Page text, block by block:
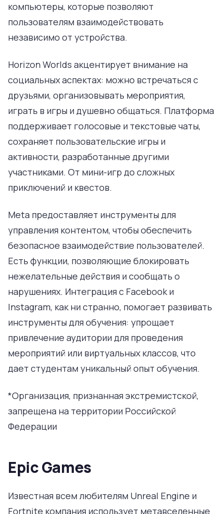
компьютеры, которые позволяют
пользователям взаимодействовать
независимо от устройства.
Horizon Worlds акцентирует внимание на
социальных аспектах: можно встречаться с
друзьями, организовывать мероприятия,
играть в игры и душевно общаться. Платформа
поддерживает голосовые и текстовые чаты,
сохраняет пользовательские игры и
активности, разработанные другими
участниками. От мини-игр до сложных
приключений и квестов.
Meta предоставляет инструменты для
управления контентом, чтобы обеспечить
безопасное взаимодействие пользователей.
Есть функции, позволяющие блокировать
нежелательные действия и сообщать о
нарушениях. Интеграция с Facebook и
Instagram, как ни странно, помогает развивать
инструменты для обучения: упрощает
привлечение аудитории для проведения
мероприятий или виртуальных классов, что
дает студентам уникальный опыт обучения.
*Организация, признанная экстремистской,
запрещена на территории Российской
Федерации
Epic Games
Известная всем любителям Unreal Engine и
Fortnite компания использует метавселенные